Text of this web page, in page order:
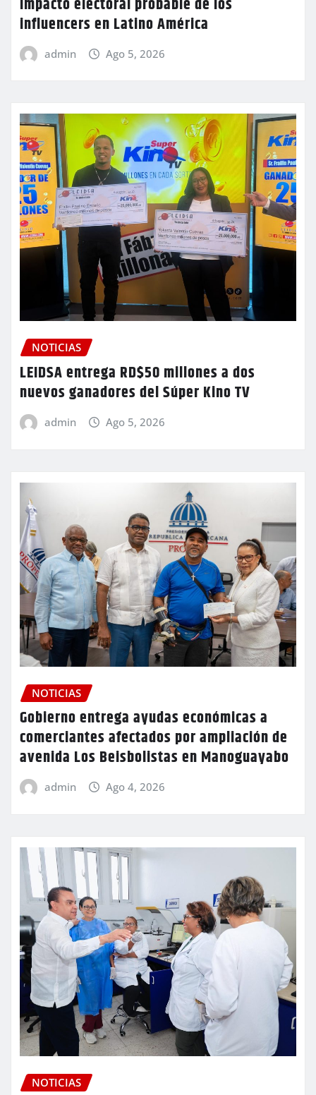
influencers en Latino América
admin Ago 5, 2026
NOTICIAS
LEIDSA entrega RD$50 millones a dos
nuevos ganadores del Súper Kino TV
admin Ago 5, 2026
NOTICIAS
Gobierno entrega ayudas económicas a
comerciantes afectados por ampliación de
avenida Los Beisbolistas en Manoguayabo
admin Ago 4, 2026
NOTICIAS